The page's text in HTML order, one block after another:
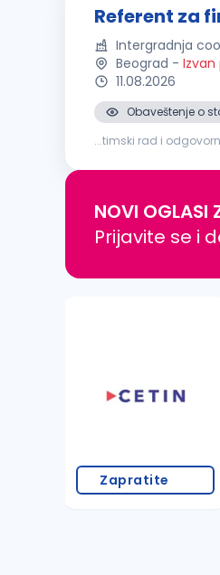
Referent za
Intergradnja
Beograd - Izvan
11.08.2026
Obaveštenje o
...timski rad i
NOVI OGLASI
Prijavite se i
Zapratite